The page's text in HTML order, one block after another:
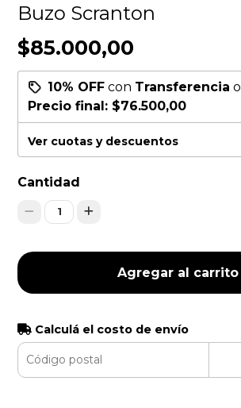
Buzo Scranton
$85.000,00
10% OFF con Transferencia o
Precio final: $76.500,00
Ver cuotas y descuentos
Cantidad
1
Agregar al carrito
Calculá el costo de envío